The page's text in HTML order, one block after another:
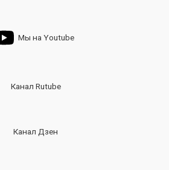
Мы на Youtube
Канал Rutube
Канал Дзен